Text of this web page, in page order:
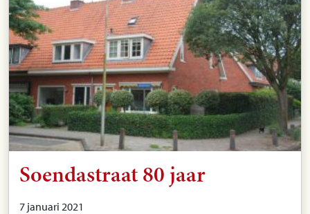
Soendastraat 80 jaar
7 januari 2021